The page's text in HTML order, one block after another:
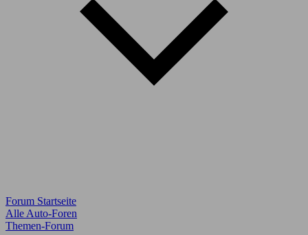
Forum Startseite
Alle Auto-Foren
Themen-Forum